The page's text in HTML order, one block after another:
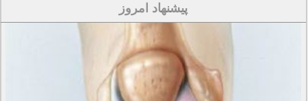
پیشنهاد امروز